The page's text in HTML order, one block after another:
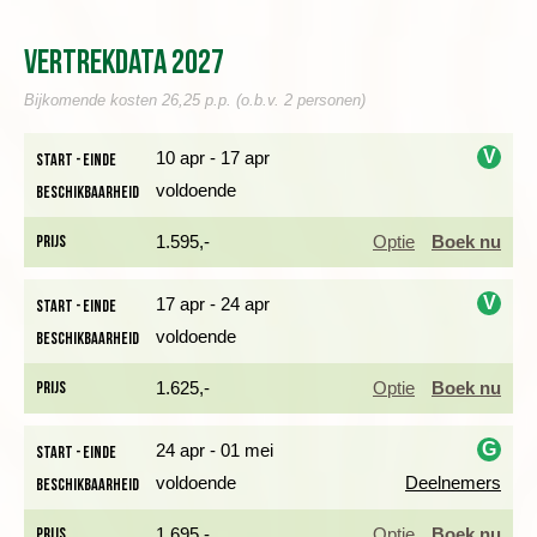
kleurrijke dorpen langs de kust. Stedenliefhebbers kunnen een
of Genua.
PRACHTIGE GROENE BERGHELLINGEN EN OLFIJGAARDEN
Vertrekdata 2027
Bijkomende kosten 26,25 p.p. (o.b.v. 2 personen)
Start - einde 10 apr - 17 apr V
Beschikbaarheid voldoende
Prijs 1.595,- Optie Boek nu
Start - einde 17 apr - 24 apr V
Beschikbaarheid voldoende
Prijs 1.625,- Optie Boek nu
Start - einde 24 apr - 01 mei G
i
Beschikbaarheid voldoende Deelnemers